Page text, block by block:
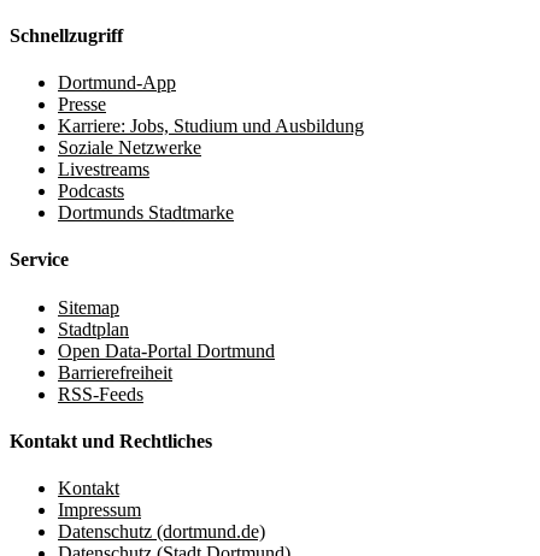
Schnellzugriff
Dortmund-App
Presse
Karriere: Jobs, Studium und Ausbildung
Soziale Netzwerke
Livestreams
Podcasts
Dortmunds Stadtmarke
Service
Sitemap
Stadtplan
Open Data-Portal Dortmund
Barrierefreiheit
RSS-Feeds
Kontakt und Rechtliches
Kontakt
Impressum
Datenschutz (dortmund.de)